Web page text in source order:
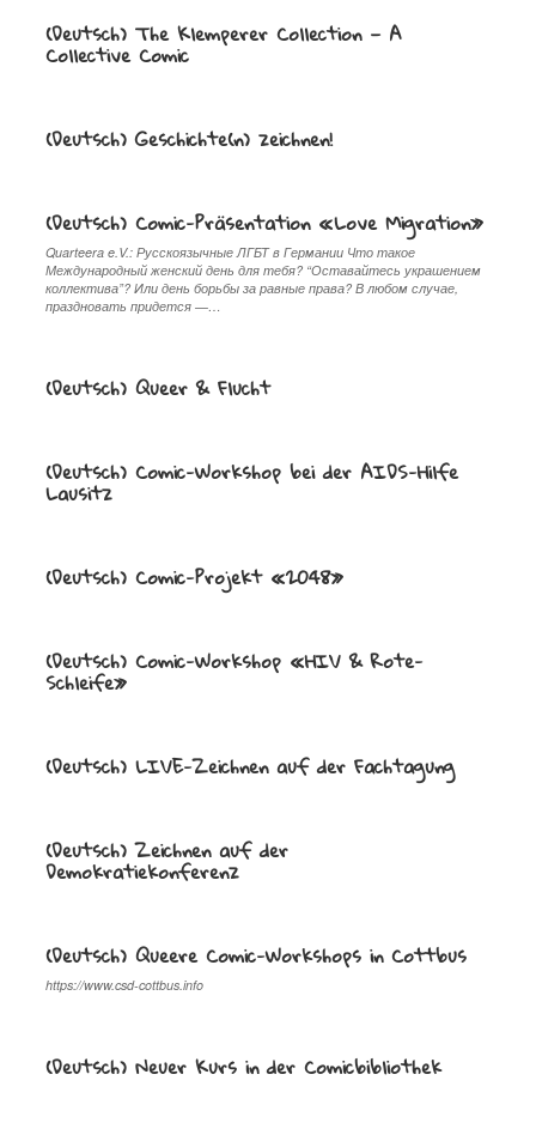
(Deutsch) The Klemperer Collection — A
Collective Comic
(Deutsch) Geschichte(n) zeichnen!
(Deutsch) Comic-Präsentation «Love Migration»
Quarteera e.V.: Русскоязычные ЛГБТ в Германии Что такое
Международный женский день для тебя? “Оставайтесь украшением
коллектива”? Или день борьбы за равные права? В любом случае,
праздновать придется —…
(Deutsch) Queer & Flucht
(Deutsch) Comic-Workshop bei der AIDS-Hilfe
Lausitz
(Deutsch) Comic-Projekt «2048»
(Deutsch) Comic-Workshop «HIV & Rote-
Schleife»
(Deutsch) LIVE-Zeichnen auf der Fachtagung
(Deutsch) Zeichnen auf der
Demokratiekonferenz
(Deutsch) Queere Comic-Workshops in Cottbus
https://www.csd-cottbus.info
(Deutsch) Neuer Kurs in der Comicbibliothek